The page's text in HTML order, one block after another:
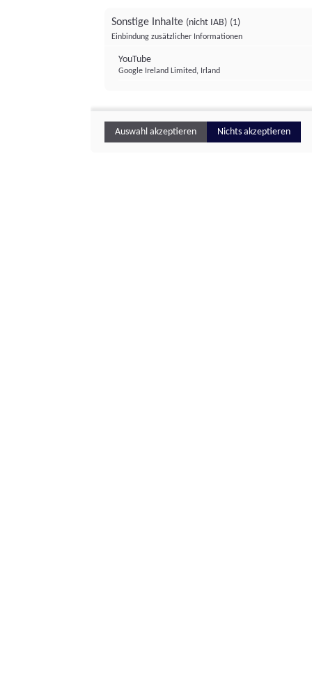
Sonstige Inhalte (nicht IAB) (1)
Einbindung zusätzlicher Informationen
YouTube
Google Ireland Limited, Irland
Auswahl akzeptieren Nichts akzeptieren